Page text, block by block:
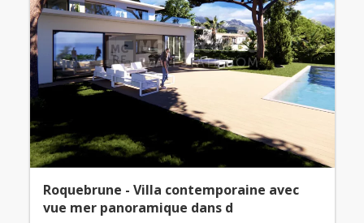
Roquebrune - Villa contemporaine avec
vue mer panoramique dans d